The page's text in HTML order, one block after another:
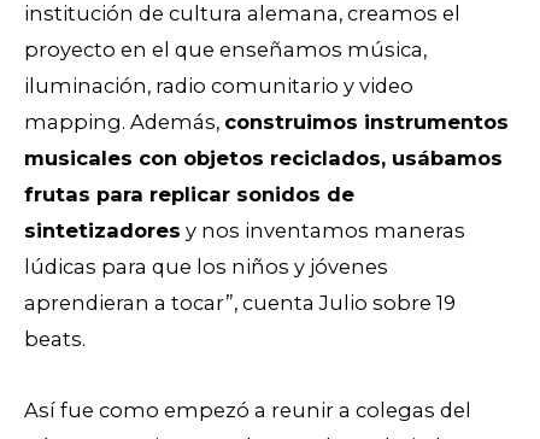
institución de cultura alemana, creamos el
proyecto en el que enseñamos música,
iluminación, radio comunitario y video
mapping. Además, construimos instrumentos
musicales con objetos reciclados, usábamos
frutas para replicar sonidos de
sintetizadores y nos inventamos maneras
lúdicas para que los niños y jóvenes
aprendieran a tocar”, cuenta Julio sobre 19
beats.
Así fue como empezó a reunir a colegas del